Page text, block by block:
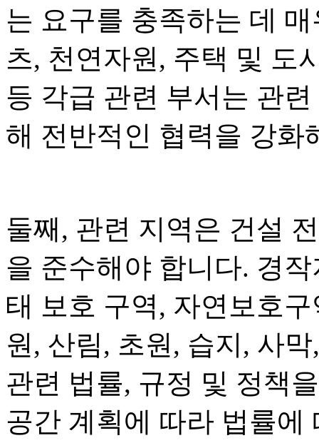
는 요구를 충족하는 데
츠, 천연자원, 주택 및 도
등 각급 관련 부서는 관
해 전반적인 협력을 강화
둘째, 관련 지역은 건설
을 준수해야 합니다. 경
태 보호 구역, 자연보호
원, 산림, 초원, 습지, 사
관련 법률, 규정 및 정책
공간 계획에 따라 법률에